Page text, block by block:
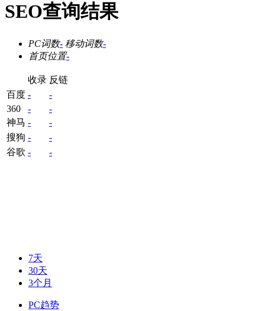
SEO查询结果
PC词数- 移动词数-
首页位置-
收录 反链
百度 -
-
360
-
-
神马 -
-
搜狗 -
-
谷歌 - -
7天
30天
3个月
PC趋势